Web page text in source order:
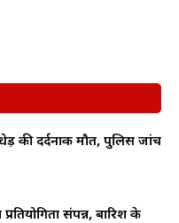
की दर्दनाक मौत, पुलिस जांच
संपन्न, बारिश के